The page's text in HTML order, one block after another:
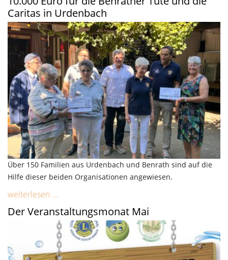
Caritas in Urdenbach
Über 150 Familien aus Urdenbach und Benrath sind auf die
Hilfe dieser beiden Organisationen angewiesen.
weiterlesen …
Der Veranstaltungsmonat Mai